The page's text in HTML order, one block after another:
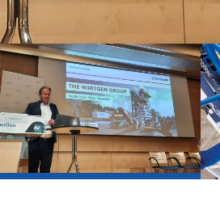
Das werkzeuglose Öffnen des
ist ein großer Pluspunkt für
Wartung.